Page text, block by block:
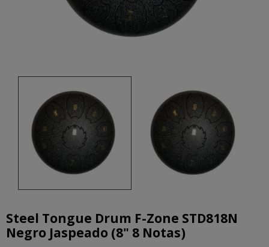
Steel Tongue Drum F-Zone STD818N
Negro Jaspeado (8" 8 Notas)